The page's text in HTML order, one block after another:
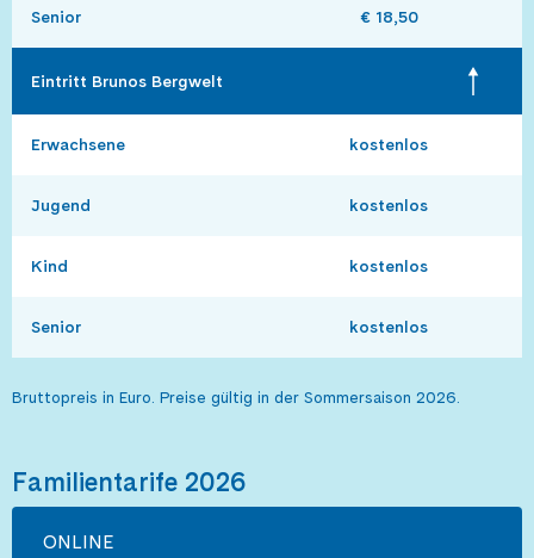
Senior € 18,50
Eintritt Brunos Bergwelt
Erwachsene kostenlos
Jugend kostenlos
Kind kostenlos
Senior kostenlos
Bruttopreis in Euro. Preise gültig in der Sommersaison 2026.
Familientarife 2026
ONLINE